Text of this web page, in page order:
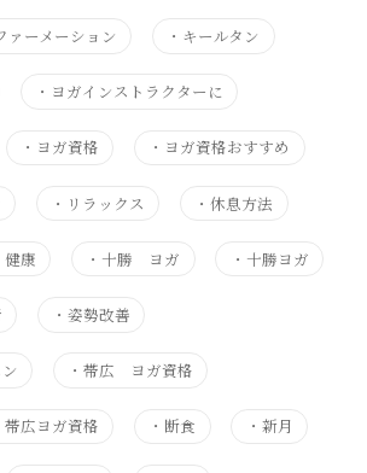
ァーメーション ・ キールタン
・ ヨガインストラクターに
・ ヨガ資格 ・ ヨガ資格おすすめ
・ リラックス ・休息方法
健康 ・ 十勝 ヨガ ・ 十勝ヨガ
・姿勢改善
・帯広 ヨガ資格
帯広ヨガ資格 ・ 断食 ・ 新月